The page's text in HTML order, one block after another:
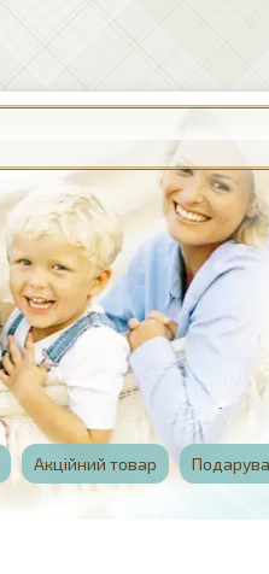
Акційний товар